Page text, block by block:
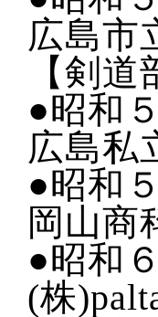
広島市
【剣道
●昭和
広島私
●昭和
岡山商
●昭和
(株